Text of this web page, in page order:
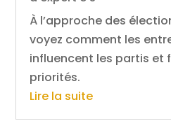
À l’approche des
voyez comment les
influencent les partis et
priorités.
Lire la suite